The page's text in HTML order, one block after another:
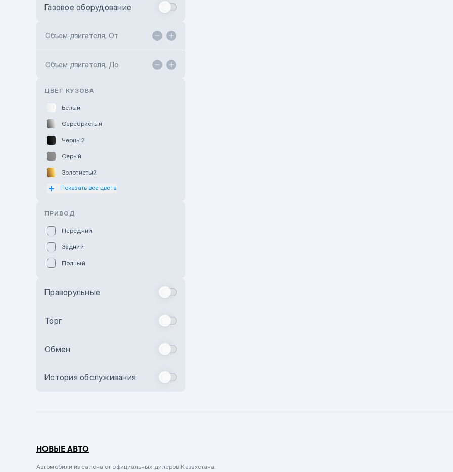
Toyota Kokshetau
Hyundai ShymCity
Газовое оборудование
Объем двигателя, От
Объем двигателя, До
ЦВЕТ КУЗОВА
Белый
Серебристый
Черный
Серый
Золотистый
Оранжевый
Бежевый
Комбинированный
Сиреневый металлик
Показать все цвета
ПРИВОД
Передний
Задний
Полный
Праворульные
Торг
Обмен
История обслуживания
НОВЫЕ АВТО
Автомобили из салона от официальных дилеров Казахстана.